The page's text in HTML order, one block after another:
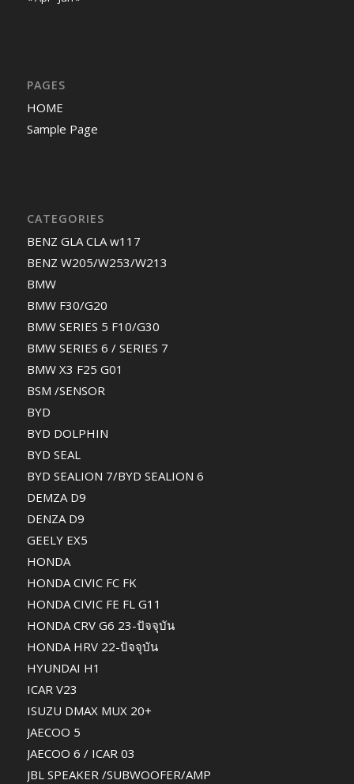
PAGES
HOME
Sample Page
CATEGORIES
BENZ GLA CLA w117
BENZ W205/W253/W213
BMW
BMW F30/G20
BMW SERIES 5 F10/G30
BMW SERIES 6 / SERIES 7
BMW X3 F25 G01
BSM /SENSOR
BYD
BYD DOLPHIN
BYD SEAL
BYD SEALION 7/BYD SEALION 6
DEMZA D9
DENZA D9
GEELY EX5
HONDA
HONDA CIVIC FC FK
HONDA CIVIC FE FL G11
HONDA CRV G6 23-ปัจจุบัน
HONDA HRV 22-ปัจจุบัน
HYUNDAI H1
ICAR V23
ISUZU DMAX MUX 20+
JAECOO 5
JAECOO 6 / ICAR 03
JBL SPEAKER /SUBWOOFER/AMP